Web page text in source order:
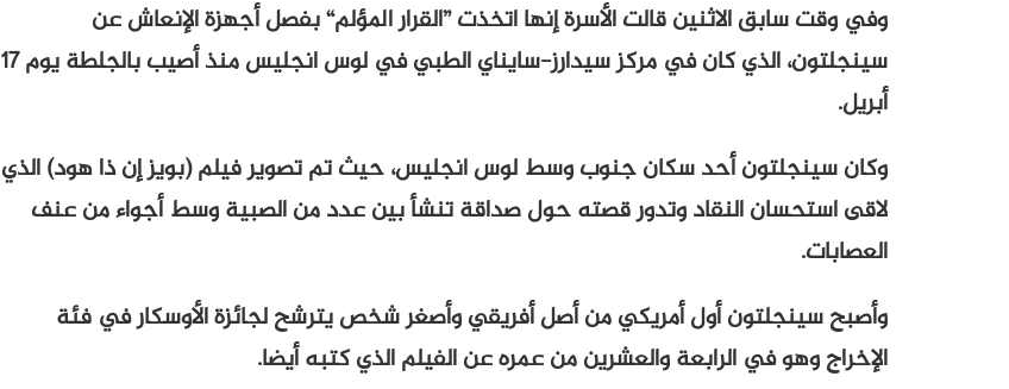
وفي وقت سابق الاثنين قالت الأسرة إنها اتخذت ”القرار المؤلم“ بفصل أجهزة الإنعاش عن
سينجلتون، الذي كان في مركز سيدارز-سايناي الطبي في لوس انجليس منذ أصيب بالجلطة يوم 17
أبريل.
وكان سينجلتون أحد سكان جنوب وسط لوس انجليس، حيث تم تصوير فيلم (بويز إن ذا هود) الذي
لاقى استحسان النقاد وتدور قصته حول صداقة تنشأ بين عدد من الصبية وسط أجواء من عنف
العصابات.
وأصبح سينجلتون أول أمريكي من أصل أفريقي وأصغر شخص يترشح لجائزة الأوسكار في فئة
الإخراج وهو في الرابعة والعشرين من عمره عن الفيلم الذي كتبه أيضا.